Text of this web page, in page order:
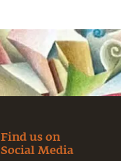
Find us on
Social Media